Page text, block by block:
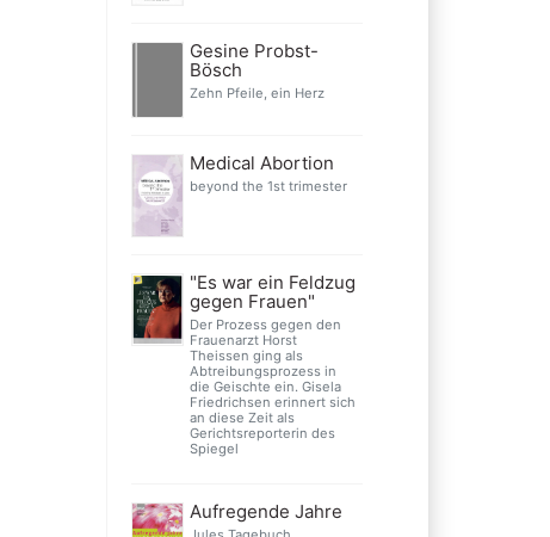
Gesine Probst-
Bösch
Zehn Pfeile, ein Herz
Medical Abortion
beyond the 1st trimester
"Es war ein Feldzug
gegen Frauen"
Der Prozess gegen den
Frauenarzt Horst
Theissen ging als
Abtreibungsprozess in
die Geischte ein. Gisela
Friedrichsen erinnert sich
an diese Zeit als
Gerichtsreporterin des
Spiegel
Aufregende Jahre